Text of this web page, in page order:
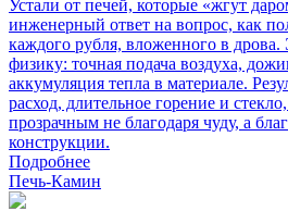
Устали от печей, которые «жгут
инженерный ответ на вопрос, как
каждого рубля, вложенного в
физику: точная подача воздуха,
аккумуляция тепла в материале.
расход, длительное горение и
прозрачным не благодаря чуду, а
конструкции.
Подробнее
Печь-Камин